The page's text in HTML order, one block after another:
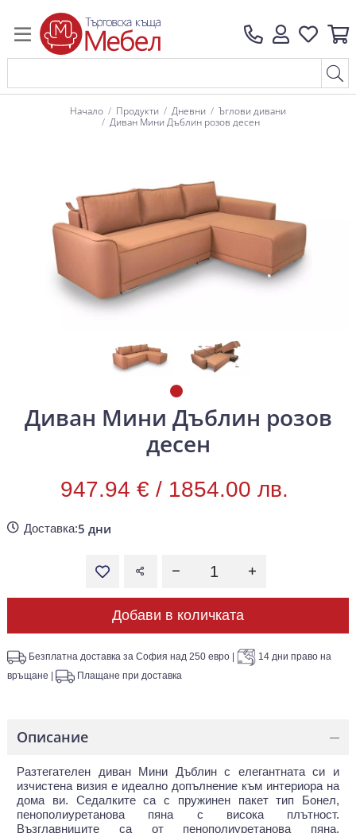
Начало Продукти Дневни
Ъглови дивани
Диван Мини Дъблин розов десен
Диван Мини Дъблин розов
десен
947.94 € / 1854.00 лв.
Доставка:5 дни
Добави в количката
Безплатна доставка за София над 250 евро
14 дни право на
връщане
Плащане при доставка
Описание —
Разтегателен диван Мини Дъблин с елегантната си и
изчистена визия е идеално допълнение към интериора на
дома ви. Седалките са с пружинен пакет тип Бонел,
пенополиуретанова пяна с висока плътност.
Възглавниците са от пенополиуретанова пяна,